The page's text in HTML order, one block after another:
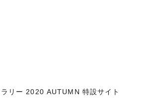
リー 2020 AUTUMN 特設サイト